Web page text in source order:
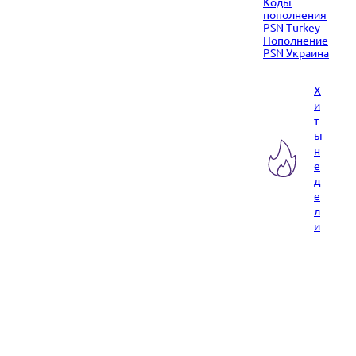
пополнения
PSN Turkey
Пополнение
PSN Украина
Х
и
т
ы
н
е
д
е
л
и